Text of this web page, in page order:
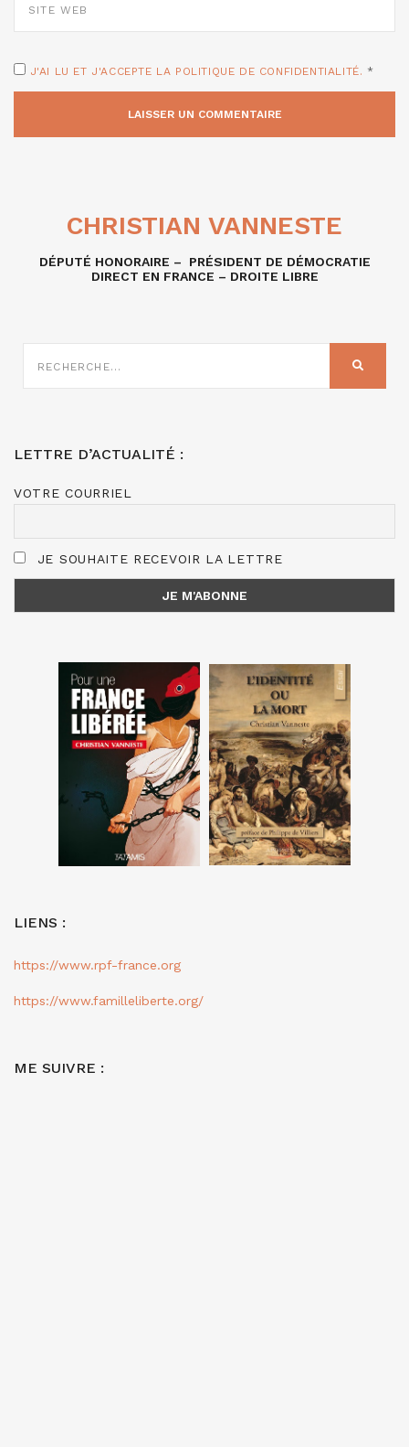
WEB
J'AI LU ET J'ACCEPTE LA POLITIQUE DE CONFIDENTIALITÉ. *
CHRISTIAN VANNESTE
DÉPUTÉ HONORAIRE – PRÉSIDENT DE DÉMOCRATIE
DIRECT EN FRANCE – DROITE LIBRE
SUR
LETTRE D’ACTUALITÉ :
VOTRE COURRIEL
JE SOUHAITE RECEVOIR LA LETTRE
LIENS :
https://www.rpf-france.org
https://www.familleliberte.org/
ME SUIVRE :